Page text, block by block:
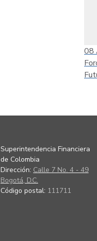
08
Superintendencia Financiera
de Colombia
Dirección: Calle 7 No. 4 - 49
Bogotá, D.C.
Código postal: 111711